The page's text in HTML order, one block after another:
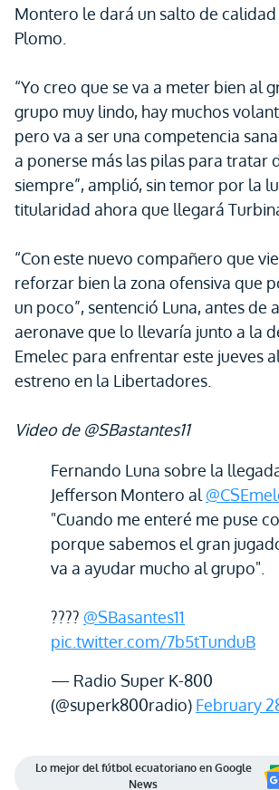
Montero le dará un salto de
Plomo.
“Yo creo que se va a meter bien al
grupo muy lindo, hay muchos
pero va a ser una competencia
a ponerse más las pilas para tratar
siempre”, amplió, sin temor por la
titularidad ahora que llegará
“Con este nuevo compañero que
reforzar bien la zona ofensiva que
un poco”, sentenció Luna, antes de
aeronave que lo llevaría junto a la
Emelec para enfrentar este jueves
estreno en la Libertadores.
Video de @SBastantes11
Fernando Luna sobre la
Jefferson Montero al
"Cuando me enteré me puse
porque sabemos el gran
va a ayudar mucho al grupo".
???? @SBasantes11
pic.twitter.com/7b5tTunduB
— Radio Super K-800
(@superk800radio) February
Lo mejor del fútbol ecuatoriano en Google
News